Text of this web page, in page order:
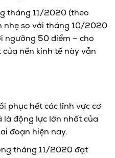
tháng 11/2020 (theo
nhẹ so với tháng 10/2020
ngưỡng 50 điểm – cho
nền kinh tế này vẫn
phục hết các lĩnh vực cơ
là động lực lớn nhất của
đoạn hiện nay.
tháng 11/2020 đạt